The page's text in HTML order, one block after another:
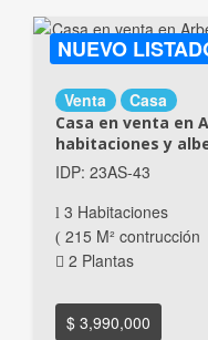
NUEVO
Venta Casa
Casa en venta en
habitaciones y
IDP: 23AS-43
3 Habitaciones
215 M² contrucción
2 Plantas
$ 3,990,000